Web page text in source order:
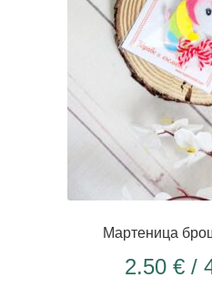
Мартеница
2.50 € /